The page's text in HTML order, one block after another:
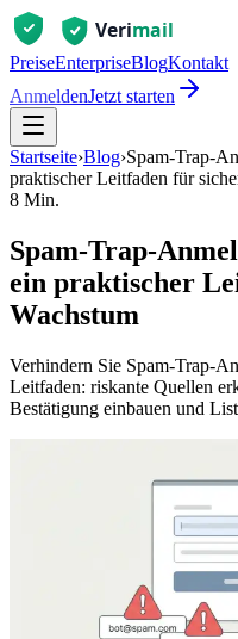
PreiseEnterpriseBlogKontakt
AnmeldenJetzt starten
Startseite›Blog›
praktischer Leitfaden für
8 Min.
ein praktischer
Wachstum
Verhindern Sie
Leitfaden: riskante Quellen
Bestätigung einbauen und